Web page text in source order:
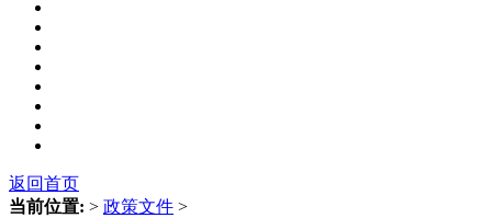
返回首页
当前位置: > 政策文件 >